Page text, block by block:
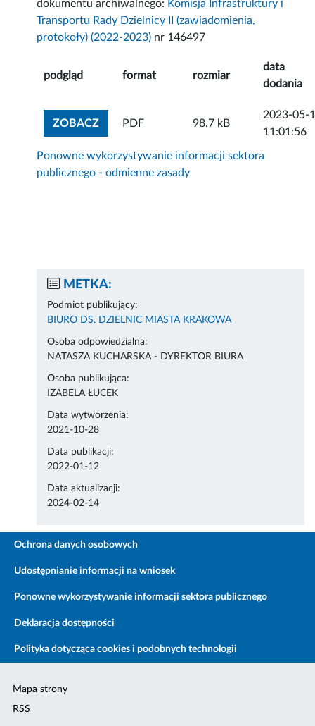
dokumentu archiwalnego: Komisja Infrastruktury i
Transportu Rady Dzielnicy II (zawiadomienia,
protokoły) (2022-2023) nr 146497
podgląd format rozmiar
data
dodania
ZOBACZZOBACZ ZAŁĄCZNIK
PDF 98.7 kB
2023-05-
11:01:56
Ponowne wykorzystywanie informacji sektora
publicznego - odmienne zasady
METKA:
Podmiot publikujący:
BIURO DS. DZIELNIC MIASTA KRAKOWA
Osoba odpowiedzialna:
NATASZA KUCHARSKA - DYREKTOR BIURA
Osoba publikująca:
IZABELA ŁUCEK
Data wytworzenia:
2021-10-28
Data publikacji:
2022-01-12
Data aktualizacji:
2024-02-14
Ochrona danych osobowych
Udostępnianie informacji na wniosek
Ponowne wykorzystywanie informacji sektora publicznego
Deklaracja dostępności
Polityka dotycząca cookies i podobnych technologii
Mapa strony
RSS